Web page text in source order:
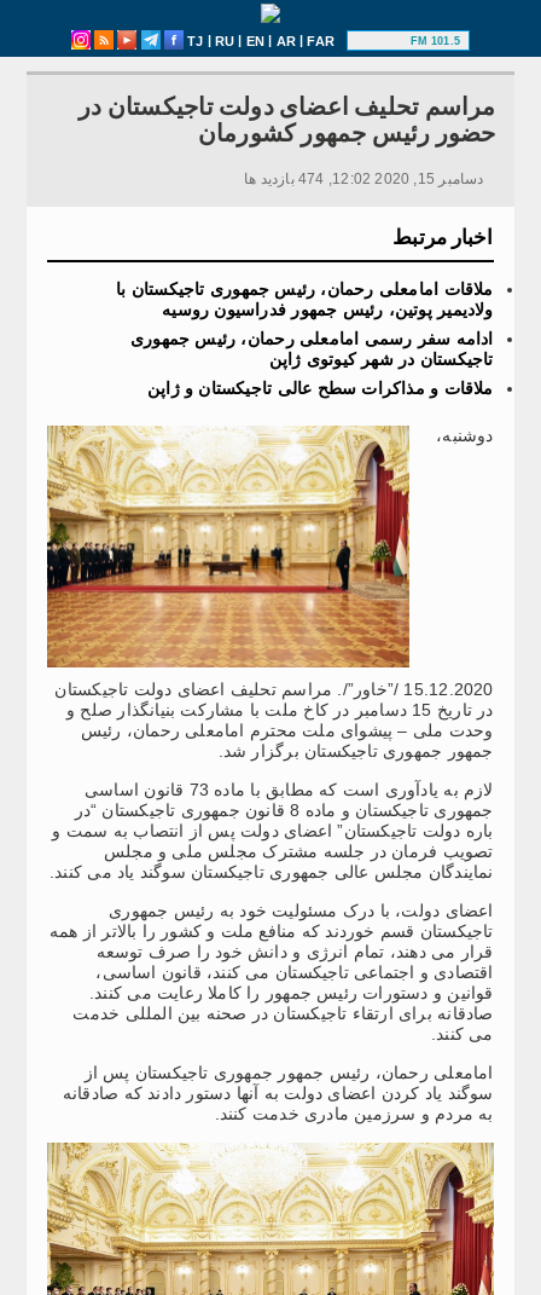
TJ | RU | EN | AR|FAR 101.5 FM
مراسم تحلیف اعضای دولت تاجیکستان در
حضور رئیس جمهور کشورمان
دسامبر 15, 2020 12:02, 474 بازدید ها
اخبار مرتبط
ملاقات امامعلی رحمان، رئیس جمهوری تاجیکستان با
ولاديمير پوتین، رئیس جمهور فدراسیون روسیه
ادامه‌ سفر رسمی امامعلی رحمان، رئیس جمهوری
تاجیکستان در شهر کیوتوی ژاپن
ملاقات و مذاکرات سطح عالی تاجیکستان و ژاپن
دوشنبه،
15.12.2020 /”خاور”/. مراسم تحلیف اعضای دولت تاجیکستان
در تاریخ 15 دسامبر در کاخ ملت با مشارکت بنیانگذار صلح و
وحدت ملی – پیشوای ملت محترم امامعلی رحمان، رئیس
جمهور جمهوری تاجیکستان برگزار شد.
لازم به یادآوری است که مطابق با ماده 73 قانون اساسی
جمهوری تاجیکستان و ماده 8 قانون جمهوری تاجیکستان “در
باره دولت تاجیکستان” اعضای دولت پس از انتصاب به سمت و
تصویب فرمان در جلسه مشترک مجلس ملی و مجلس
نمایندگان مجلس عالی جمهوری تاجیکستان سوگند یاد می کنند.
اعضای دولت، با درک مسئولیت خود به رئیس جمهوری
تاجیکستان قسم خوردند که منافع ملت و کشور را بالاتر از همه
قرار می دهند، تمام انرژی و دانش خود را صرف توسعه
اقتصادی و اجتماعی تاجیکستان می کنند، قانون اساسی،
قوانین و دستورات رئیس جمهور را کاملا رعایت می کنند.
صادقانه برای ارتقاء تاجیکستان در صحنه بین المللی خدمت
می کنند.
امامعلی رحمان، رئیس جمهور جمهوری تاجیکستان پس از
سوگند یاد کردن اعضای دولت به آنها دستور دادند که صادقانه
به مردم و سرزمین مادری خدمت کنند.